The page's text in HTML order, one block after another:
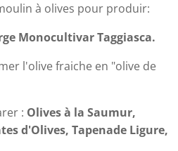
à olives pour produir:
Monocultivar Taggiasca.
l'olive fraiche en "olive de
: Olives à la Saumur,
d'Olives, Tapenade Ligure,